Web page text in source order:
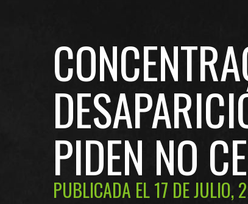
PIDEN NO
PUBLICADA EL 17 DE JULIO,